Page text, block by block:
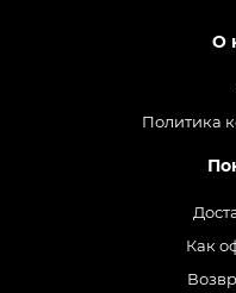
О
Политика
Как